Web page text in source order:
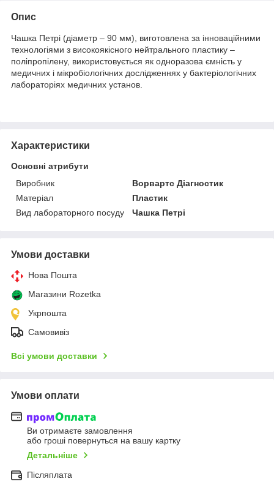
Опис
Чашка Петрі (діаметр – 90 мм), виготовлена за інноваційними
технологіями з високоякісного нейтрального пластику –
поліпропілену, використовується як одноразова ємність у
медичних і мікробіологічних дослідженнях у бактеріологічних
лабораторіях медичних установ.
Характеристики
Основні атрибути
Виробник
Ворвартс Діагностик
Матеріал
Пластик
Вид лабораторного посуду
Чашка Петрі
Умови доставки
Нова Пошта
Магазини Rozetka
Укрпошта
Самовивіз
Всі умови доставки
Умови оплати
Ви отримаєте замовлення
або гроші повернуться на вашу картку
Детальніше
Післяплата